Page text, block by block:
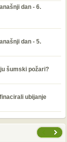
dan - 6.
dan - 5.
šumski požari?
ubijanje